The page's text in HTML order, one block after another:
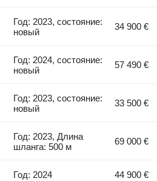
Год: 2023, состояние:
новый
34 900 €
Год: 2024, состояние:
новый
57 490 €
Год: 2023, состояние:
новый
33 500 €
Год: 2023, Длина
шланга: 500 м
69 000 €
Год: 2024 44 900 €